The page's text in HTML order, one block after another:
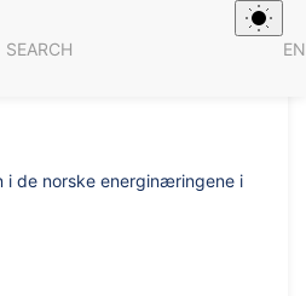
SEARCH
EN
i de norske energinæringene i